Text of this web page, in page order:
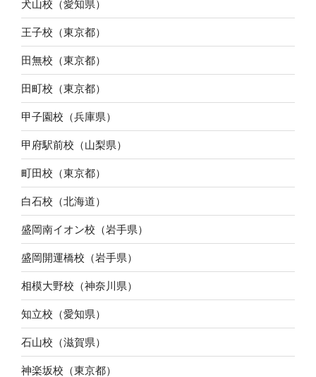
犬山校（愛知県）
王子校（東京都）
田無校（東京都）
田町校（東京都）
甲子園校（兵庫県）
甲府駅前校（山梨県）
町田校（東京都）
白石校（北海道）
盛岡南イオン校（岩手県）
盛岡開運橋校（岩手県）
相模大野校（神奈川県）
知立校（愛知県）
石山校（滋賀県）
神楽坂校（東京都）